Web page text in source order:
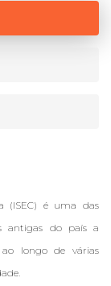
(ISEC) é uma das
antigas do país a
ao longo de várias